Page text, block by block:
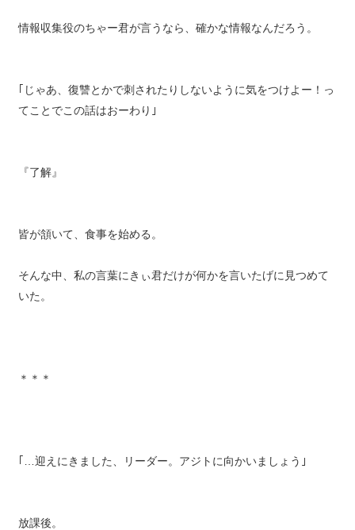
情報収集役のちゃー君が言うなら、確かな情報なんだろう。
｢じゃあ、復讐とかで刺されたりしないように気をつけよー！っ
てことでこの話はおーわり｣
『了解』
皆が頷いて、食事を始める。
そんな中、私の言葉にきぃ君だけが何かを言いたげに見つめて
いた。
＊＊＊
｢…迎えにきました、リーダー。アジトに向かいましょう｣
放課後。